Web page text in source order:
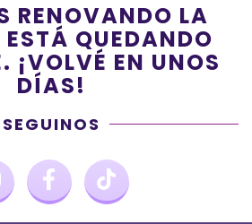
RENOVANDO LA
QUEDANDO
¡VOLVÉ EN UNOS
DÍAS!
SEGUINOS